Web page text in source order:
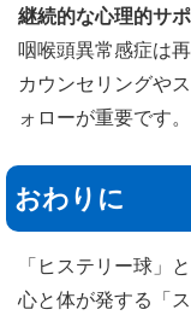
継続的な心理的サ
咽喉頭異常感症は
カウンセリングや
ォローが重要です。
おわりに
「ヒステリー球」
心と体が発する「